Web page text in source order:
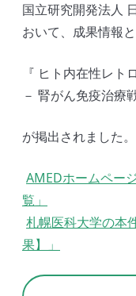
国立研究開発法人
おいて、成果情報
『 ヒト内在性レ
－ 腎がん免疫治療
が掲出されました。
AMEDホームペー
覧」
札幌医科大学の本
果】」